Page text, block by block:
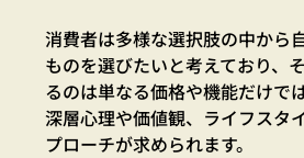
消費者は多様な選択肢の中から
ものを選びたいと考えており、
るのは単なる価格や機能だけで
深層心理や価値観、ライフスタ
プローチが求められます。